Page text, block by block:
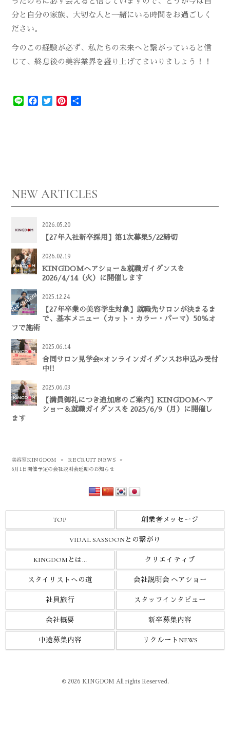
分と自分の家族、大切な人と一緒にいる時間をお過ごしく
ださい。
今のこの経験が必ず、私たちの未来へと繋がっていると信
じて、終息後の美容業界を盛り上げてまいりましょう！！
Line Facebook
TwitterPinterest
NEW ARTICLES
2026.05.20
【27年入社新卒採用】第1次募集5/22締切
2026.02.19
KINGDOMヘアショー＆就職ガイダンスを
2026/4/14（火）に開催します
2025.12.24
【27年卒業の美容学生対象】就職先サロンが決まるま
で、基本メニュー（カット・カラー・パーマ）50％オ
フで施術
2025.06.14
合同サロン見学会×オンラインガイダンスお申込み受付
中!!
2025.06.03
【満員御礼につき追加席のご案内】KINGDOMヘア
ショー＆就職ガイダンスを 2025/6/9（月）に開催し
ます
美容室KINGDOM » RECRUIT NEWS
»
6月1日開催予定の会社説明会延期のお知らせ
TOP 創業者メッセージ
VIDAL SASSOONとの繋がり
KINGDOMとは… クリエイティブ
スタイリストへの道 会社説明会 ヘアショー
社員旅行 スタッフインタビュー
会社概要 新卒募集内容
中途募集内容 リクルートNEWS
© 2026 KINGDOM All rights Reserved.